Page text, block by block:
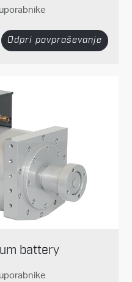
Odpri povpraševanje
battery